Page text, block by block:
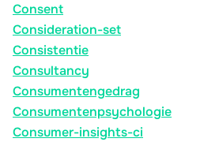
Consent
Consideration-set
Consistentie
Consultancy
Consumentengedrag
Consumentenpsychologie
Consumer-insights-ci